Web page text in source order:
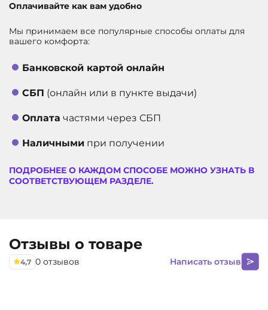
Оплачивайте как вам удобно
Мы принимаем все популярные способы оплаты для
вашего комфорта:
Банковской картой онлайн
СБП (онлайн или в пункте выдачи)
Оплата частями через СБП
Наличными при получении
ПОДРОБНЕЕ О КАЖДОМ СПОСОБЕ МОЖНО УЗНАТЬ В
СООТВЕТСТВУЮЩЕМ РАЗДЕЛЕ.
Отзывы о товаре
4,7 0 отзывов Написать отзыв